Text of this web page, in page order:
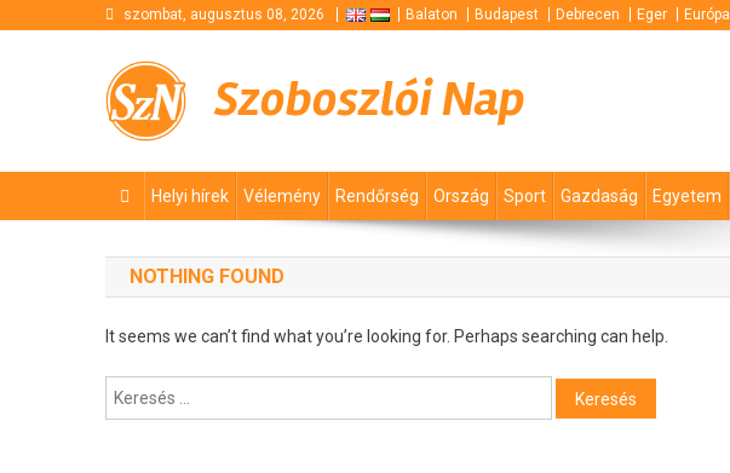
szombat, augusztus 08, 2026 Balaton Budapest Debrecen Eger Európa
Szoboszlói Nap
Helyi hírek Vélemény Rendőrség Ország Sport Gazdaság Egyetem
NOTHING FOUND
It seems we can’t find what you’re looking for. Perhaps searching can help.
Keresés: